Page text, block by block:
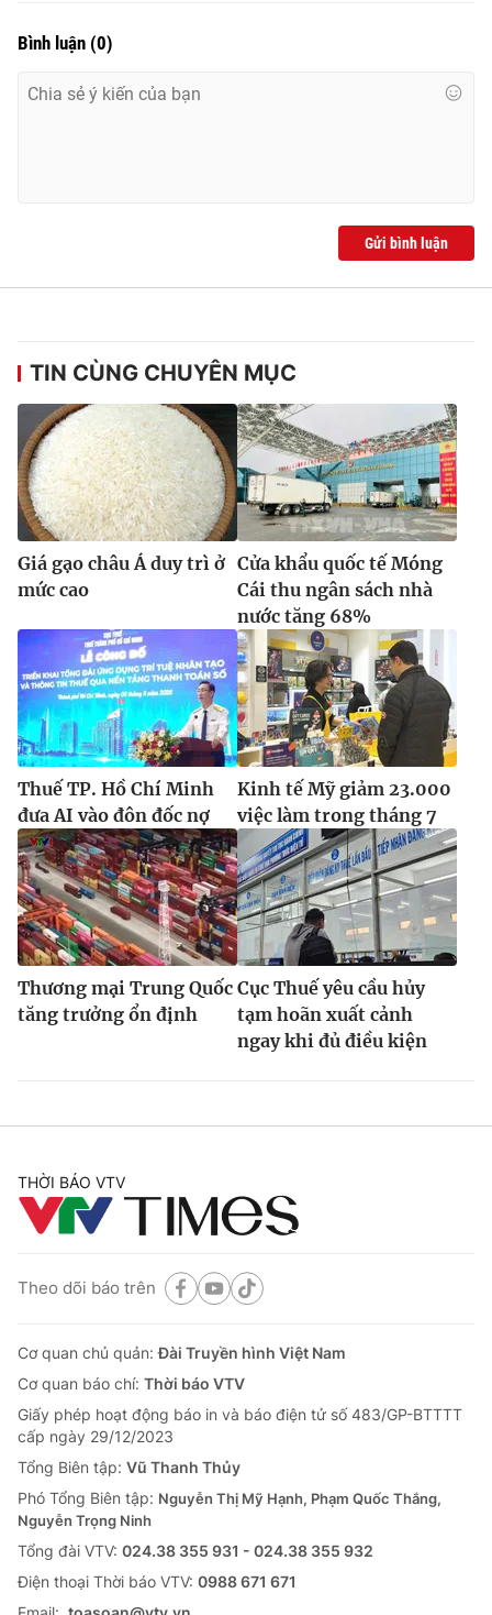
Bình luận (0)
Gửi bình luận
TIN CÙNG CHUYÊN MỤC
Giá gạo châu Á duy trì ở
mức cao
Cửa khẩu quốc tế Móng
Cái thu ngân sách nhà
nước tăng 68%
Thuế TP. Hồ Chí Minh
đưa AI vào đôn đốc nợ
Kinh tế Mỹ giảm 23.000
việc làm trong tháng 7
Thương mại Trung Quốc
tăng trưởng ổn định
Cục Thuế yêu cầu hủy
tạm hoãn xuất cảnh
ngay khi đủ điều kiện
THỜI BÁO VTV
Theo dõi báo trên
Cơ quan chủ quản:Đài Truyền hình Việt Nam
Cơ quan báo chí: Thời báo VTV
Giấy phép hoạt động báo in và báo điện tử số 483/GP-BTTTT
cấp ngày 29/12/2023
Tổng Biên tập: Vũ Thanh Thủy
Phó Tổng Biên tập: Nguyễn Thị Mỹ Hạnh, Phạm Quốc Thắng,
Nguyễn Trọng Ninh
Tổng đài VTV: 024.38 355 931 - 024.38 355 932
Ðiện thoại Thời báo VTV: 0988 671 671